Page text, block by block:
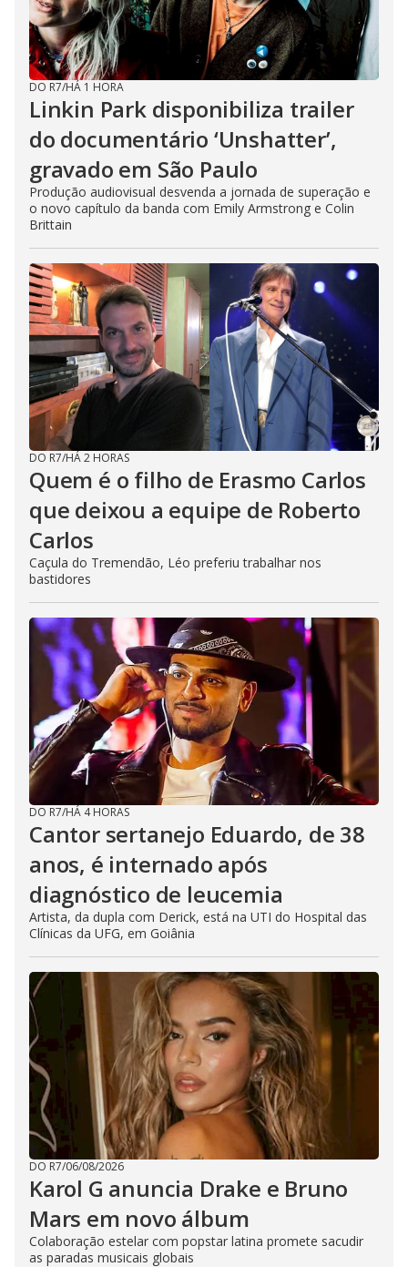
DO R7/HÁ 1 HORA
Linkin Park disponibiliza trailer
do documentário ‘Unshatter’,
gravado em São Paulo
Produção audiovisual desvenda a jornada de superação e
o novo capítulo da banda com Emily Armstrong e Colin
Brittain
DO R7/HÁ 2 HORAS
Quem é o filho de Erasmo Carlos
que deixou a equipe de Roberto
Carlos
Caçula do Tremendão, Léo preferiu trabalhar nos
bastidores
DO R7/HÁ 4 HORAS
Cantor sertanejo Eduardo, de 38
anos, é internado após
diagnóstico de leucemia
Artista, da dupla com Derick, está na UTI do Hospital das
Clínicas da UFG, em Goiânia
DO R7/06/08/2026
Karol G anuncia Drake e Bruno
Mars em novo álbum
Colaboração estelar com popstar latina promete sacudir
as paradas musicais globais